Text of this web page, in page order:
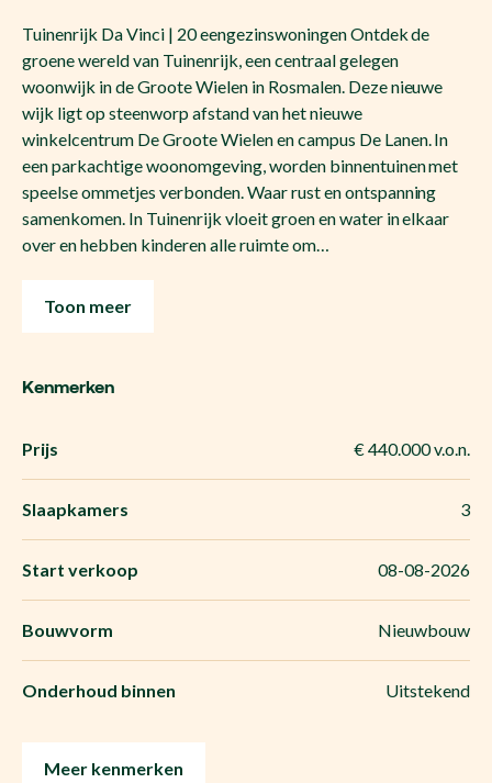
Tuinenrijk Da Vinci | 20 eengezinswoningen Ontdek de
groene wereld van Tuinenrijk, een centraal gelegen
woonwijk in de Groote Wielen in Rosmalen. Deze nieuwe
wijk ligt op steenworp afstand van het nieuwe
winkelcentrum De Groote Wielen en campus De Lanen. In
een parkachtige woonomgeving, worden binnentuinen met
speelse ommetjes verbonden. Waar rust en ontspanning
samenkomen. In Tuinenrijk vloeit groen en water in elkaar
over en hebben kinderen alle ruimte om…
Toon meer
Kenmerken
Prijs € 440.000 v.o.n.
Slaapkamers 3
Start verkoop 08-08-2026
Bouwvorm Nieuwbouw
Onderhoud binnen Uitstekend
Meer kenmerken